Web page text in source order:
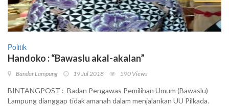
Politik
Handoko : “Bawaslu akal-akalan”
Bandar Lampung 19 Jul 2018 590 Views
BINTANGPOST : Badan Pengawas Pemilihan Umum (Bawaslu)
Lampung dianggap tidak amanah dalam menjalankan UU Pilkada.